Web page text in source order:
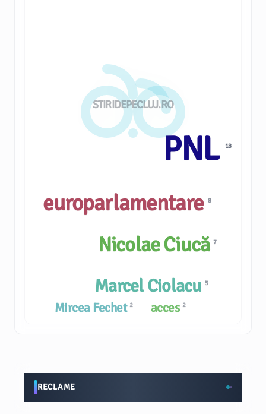
STIRIDEPECLUJ.RO
Mircea Fechet 2
PNL 18
Nicolae Ciucă7
Marcel Ciolacu 5
europarlamentare8
acces 2
RECLAME